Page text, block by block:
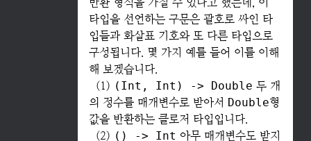
타입을 선언하는 구문은 괄호로 싸인 타
입들과 화살표 기호와 또 다른 타입으로
구성됩니다. 몇 가지 예를 들어 이를 이해
해 보겠습니다.
(1) (Int, Int) -> Double 두 개
의 정수를 매개변수로 받아서 Double형
값을 반환하는 클로저 타입입니다.
(2) () -> Int 아무 매개변수도 받지